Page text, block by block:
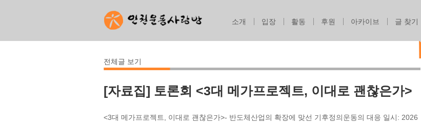
전체글 보기
[자료집] 토론회 <3대 메가프로젝트, 이대로 괜찮은가>
<3대 메가프로젝트, 이대로 괜찮은가>- 반도체산업의 확장에 맞선 기후정의운동의 대응 일시: 2026
소개 입장 활동 후원 아카이브 글 찾기